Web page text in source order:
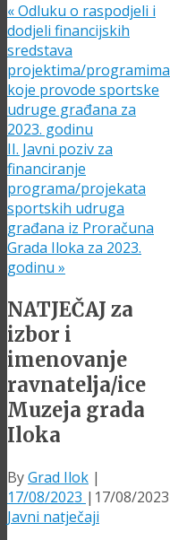
«Odluku o raspodjeli i
dodjeli financijskih
sredstava
projektima/programima
koje provode sportske
udruge građana za
2023. godinu
II. Javni poziv za
financiranje
programa/projekata
sportskih udruga
građana iz Proračuna
Grada Iloka za 2023.
godinu »
NATJEČAJ za
izbor i
imenovanje
ravnatelja/ice
Muzeja grada
Iloka
ByGrad Ilok |
17/08/2023 | 17/08/2023
Javni natječaji